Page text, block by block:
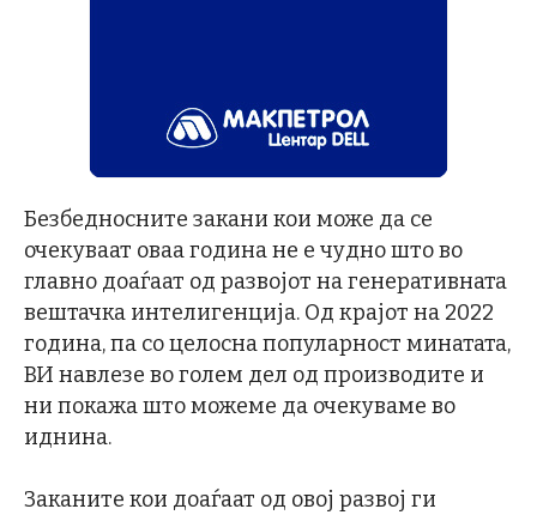
Безбедносните закани кои може да се
очекуваат оваа година не е чудно што во
главно доаѓаат од развојот на генеративната
вештачка интелигенција. Од крајот на 2022
година, па со целосна популарност минатата,
ВИ навлезе во голем дел од производите и
ни покажа што можеме да очекуваме во
иднина.
Заканите кои доаѓаат од овој развој ги